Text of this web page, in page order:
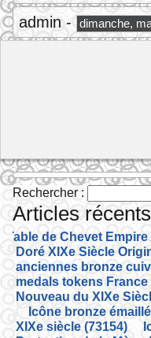
admin - dimanche,
Rechercher :
Articles récents
Table de Chevet
Doré XIXe Siècle
anciennes bronze
medals tokens France
Nouveau du XIXe
Icône bronze
XIXe siècle (73154)